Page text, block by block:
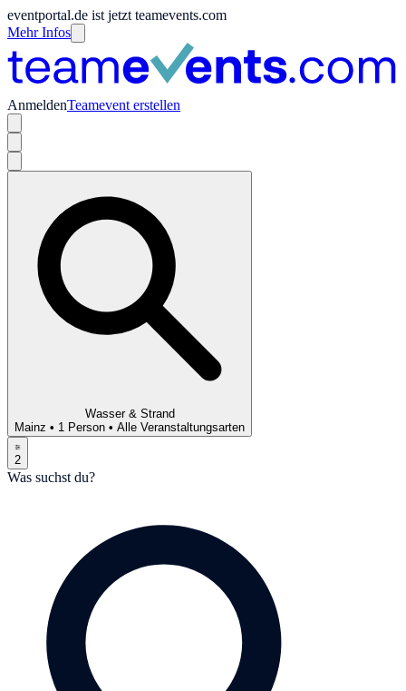
eventportal.de ist jetzt teamevents.com
Mehr Infos
AnmeldenTeamevent erstellen
Wasser & Strand
Mainz • 1 Person • Alle Veranstaltungsarten
2
Was suchst du?